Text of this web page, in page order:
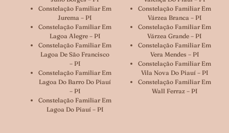
Constelação Familiar Em
Jurema – PI
Constelação Familiar Em
Lagoa Alegre – PI
Constelação Familiar Em
Lagoa De São Francisco
– PI
Constelação Familiar Em
Lagoa Do Barro Do Piauí
– PI
Constelação Familiar Em
Lagoa Do Piauí – PI
Constelação Familiar Em
Várzea Branca – PI
Constelação Familiar Em
Várzea Grande – PI
Constelação Familiar Em
Vera Mendes – PI
Constelação Familiar Em
Vila Nova Do Piauí – PI
Constelação Familiar Em
Wall Ferraz – PI